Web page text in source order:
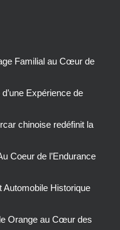
Familial au Cœur de
Expérience de
chinoise redéfinit la
Coeur de l’Endurance
Automobile Historique
Orange au Cœur des